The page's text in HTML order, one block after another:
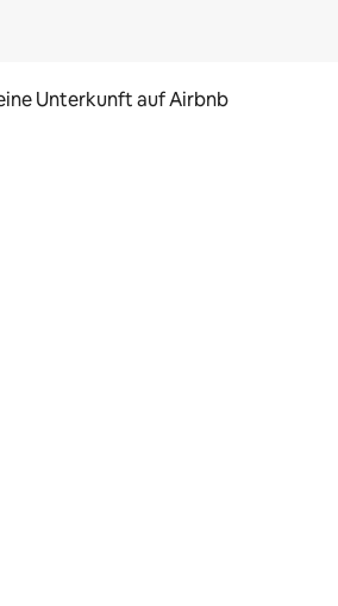
Unterkunft auf Airbnb